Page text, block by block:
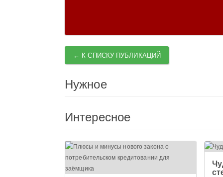
← К СПИСКУ ПУБЛИКАЦИЙ
Нужное
Интересное